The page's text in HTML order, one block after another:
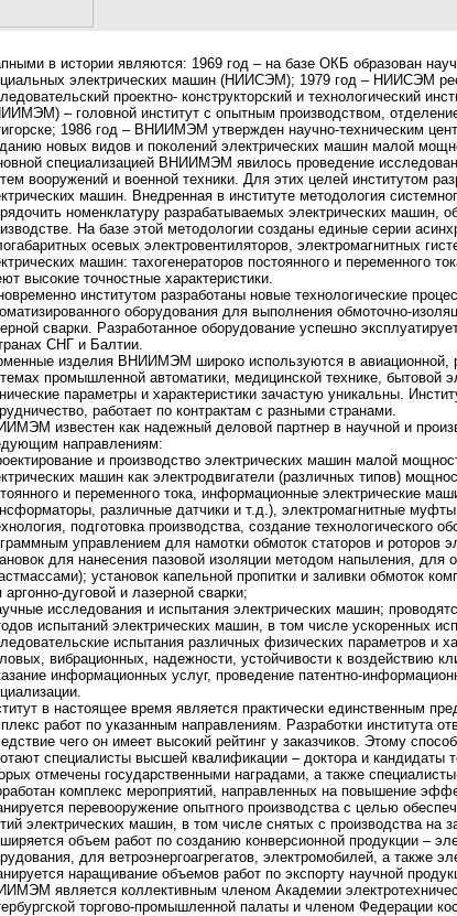
в истории являются: 1969 год – на базе ОКБ образован
электрических машин (НИИСЭМ); 1979 год – НИИСЭМ
проектно- конструкторский и технологический
– головной институт с опытным производством,
1986 год – ВНИИМЭМ утвержден научно-техническим
новых видов и поколений электрических машин малой
специализацией ВНИИМЭМ явилось проведение
вооружений и военной техники. Для этих целей институтом
машин. Внедренная в институте методология
номенклатуру разрабатываемых электрических машин,
На базе этой методологии созданы единые серии
осевых электровентиляторов, электромагнитных
машин: тахогенераторов постоянного и переменного
высокие точностные характеристики.
институтом разработаны новые технологические
оборудования для выполнения обмоточно-
сварки. Разработанное оборудование успешно
СНГ и Балтии.
изделия ВНИИМЭМ широко используются в авиационной,
промышленной автоматики, медицинской технике, бытовой
параметры и характеристики зачастую уникальны.
работает по контрактам с разными странами.
известен как надежный деловой партнер в научной и
направлениям:
и производство электрических машин малой
машин как электродвигатели (различных типов)
и переменного тока, информационные электрические
различные датчики и т.д.), электромагнитные
подготовка производства, создание технологического
управлением для намотки обмоток статоров и роторов
для нанесения пазовой изоляции методом напыления, для
установок капельной пропитки и заливки обмоток
аргонно-дуговой и лазерной сварки;
исследования и испытания электрических машин;
испытаний электрических машин, в том числе ускоренных
испытания различных физических параметров и
вибрационных, надежности, устойчивости к воздействию
информационных услуг, проведение патентно-
в настоящее время является практически единственным
работ по указанным направлениям. Разработки института
чего он имеет высокий рейтинг у заказчиков. Этому
специалисты высшей квалификации – доктора и кандидаты
отмечены государственными наградами, а также
комплекс мероприятий, направленных на повышение
перевооружение опытного производства с целью
электрических машин, в том числе снятых с производства на
объем работ по созданию конверсионной продукции –
для ветроэнергоагрегатов, электромобилей, а также
наращивание объемов работ по экспорту научной
является коллективным членом Академии
торгово-промышленной палаты и членом Федерации